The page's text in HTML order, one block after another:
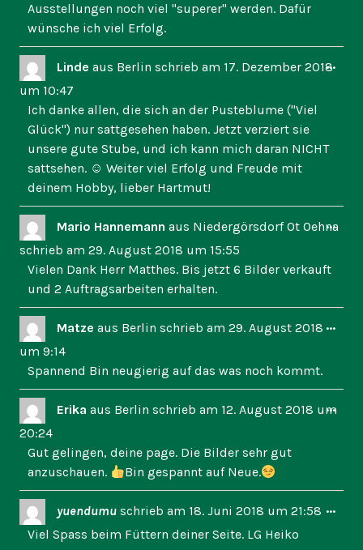
Ausstellungen noch viel "superer" werden. Dafür
wünsche ich viel Erfolg.
Linde aus Berlin schrieb am 17. Dezember 2018
um 10:47
Ich danke allen, die sich an der Pusteblume ("Viel
Glück") nur sattgesehen haben. Jetzt verziert sie
unsere gute Stube, und ich kann mich daran NICHT
sattsehen. ☺ Weiter viel Erfolg und Freude mit
deinem Hobby, lieber Hartmut!
...
Mario Hannemann aus Niedergörsdorf Ot Oehna
schrieb am 29. August 2018 um 15:55
Vielen Dank Herr Matthes. Bis jetzt 6 Bilder verkauft
und 2 Auftragsarbeiten erhalten.
...
Matze aus Berlin schrieb am 29. August 2018
um 9:14
Spannend Bin neugierig auf das was noch kommt.
...
Erika aus Berlin schrieb am 12. August 2018 um
20:24
Gut gelingen, deine page. Die Bilder sehr gut
anzuschauen.
Bin gespannt auf Neue.
...
yuendumu schrieb am 18. Juni 2018 um 21:58
Viel Spass beim Füttern deiner Seite. LG Heiko
...